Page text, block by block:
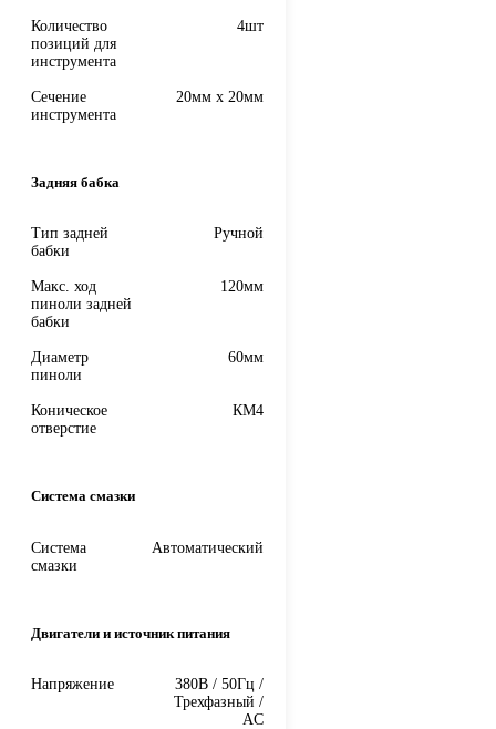
Количество
позиций для
инструмента
4шт
Сечение
инструмента
20мм x 20мм
Задняя бабка
Тип задней
бабки
Ручной
Макс. ход
пиноли задней
бабки
120мм
Диаметр
пиноли
60мм
Коническое
отверстие
КМ4
Система смазки
Система
смазки
Автоматический
Двигатели и источник питания
Напряжение
380В / 50Гц /
Трехфазный /
AC